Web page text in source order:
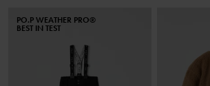
PO.P WEATHER PRO®
BEST IN TEST